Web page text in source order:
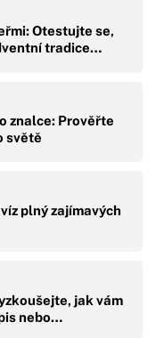
Otestujte se,
tradice…
znalce: Prověřte
světě
plný zajímavých
jak vám
nebo…